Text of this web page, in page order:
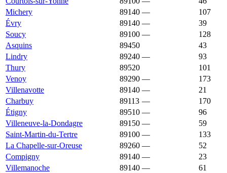
Michery
89140 —
107
Évry
89140 —
39
Soucy
89100 —
128
Asquins
89450
43
Lindry
89240 —
93
Thury
89520
101
Venoy
89290 —
173
Villenavotte
89140 —
21
Charbuy
89113 —
170
Étigny
89510 —
96
Villeneuve-la-Dondagre
89150 —
59
Saint-Martin-du-Tertre
89100 —
133
La Chapelle-sur-Oreuse
89260 —
52
Compigny
89140 —
23
Villemanoche
89140 —
61